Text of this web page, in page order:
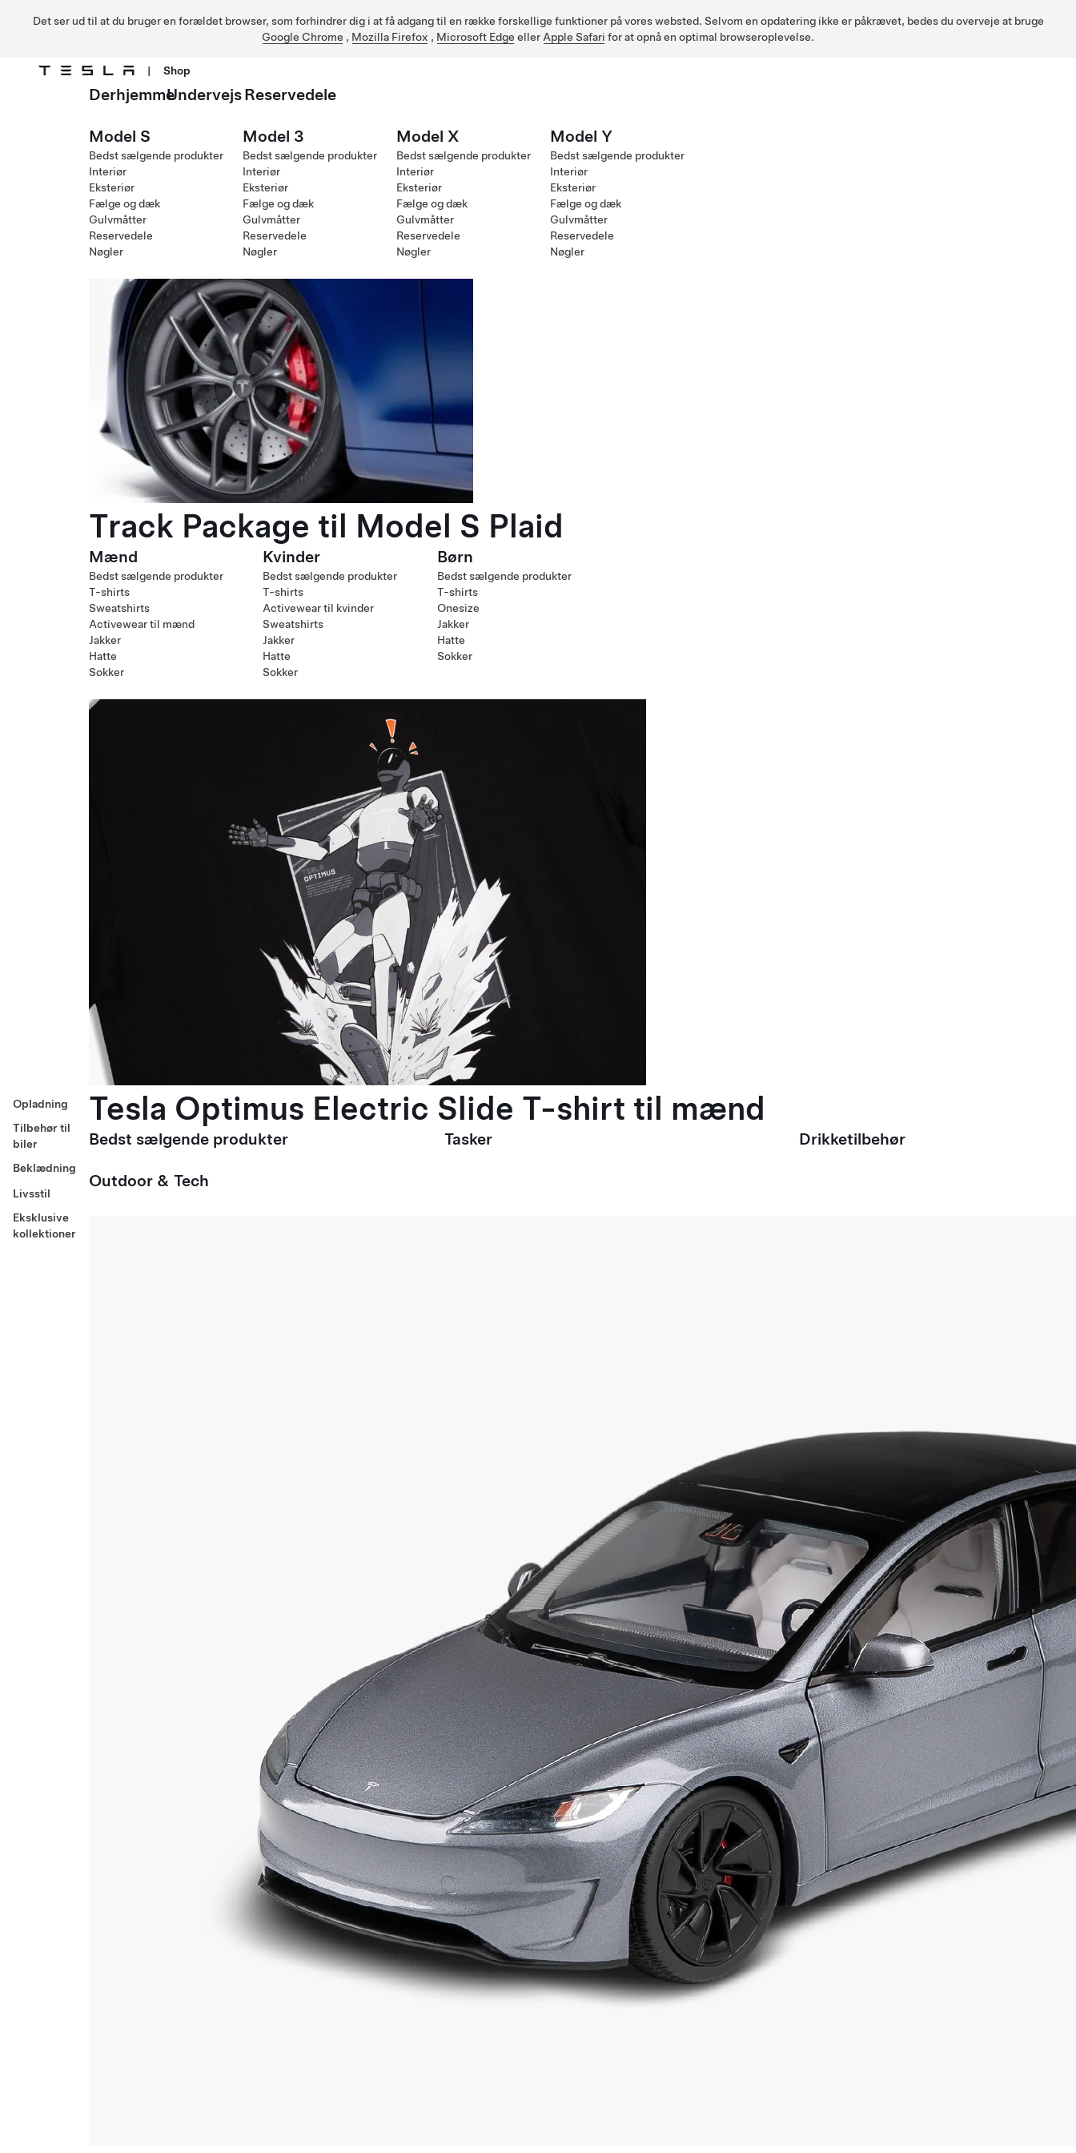
Det ser ud til at du bruger en forældet browser, som forhindrer dig i at få adgang til en række forskellige funktioner på vores websted. Selvom en opdatering ikke er påkrævet, bedes du overveje at bruge
Google Chrome , Mozilla Firefox , Microsoft Edge eller Apple Safari for at opnå en optimal browseroplevelse.
Gå til hovedindhold
| Shop
Opladning
Tilbehør til
biler
Beklædning
Livsstil
Eksklusive
kollektioner
DerhjemmeUndervejsReservedele
Model S
Bedst sælgende produkter
Interiør
Eksteriør
Fælge og dæk
Gulvmåtter
Reservedele
Nøgler
Model 3
Bedst sælgende produkter
Interiør
Eksteriør
Fælge og dæk
Gulvmåtter
Reservedele
Nøgler
Model X
Bedst sælgende produkter
Interiør
Eksteriør
Fælge og dæk
Gulvmåtter
Reservedele
Nøgler
Model Y
Bedst sælgende produkter
Interiør
Eksteriør
Fælge og dæk
Gulvmåtter
Reservedele
Nøgler
Track Package til Model S Plaid
Mænd
Bedst sælgende produkter
T-shirts
Sweatshirts
Activewear til mænd
Jakker
Hatte
Sokker
Kvinder
Bedst sælgende produkter
T-shirts
Activewear til kvinder
Sweatshirts
Jakker
Hatte
Sokker
Børn
Bedst sælgende produkter
T-shirts
Onesize
Jakker
Hatte
Sokker
Tesla Optimus Electric Slide T-shirt til mænd
Bedst sælgende produkter Tasker Drikketilbehør
Outdoor & Tech